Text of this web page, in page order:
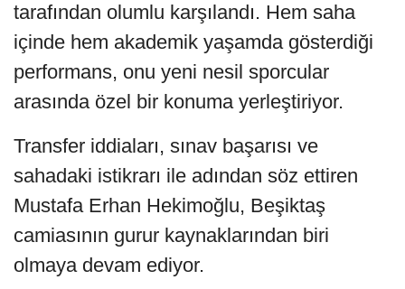
tarafından olumlu karşılandı. Hem saha
içinde hem akademik yaşamda gösterdiği
performans, onu yeni nesil sporcular
arasında özel bir konuma yerleştiriyor.
Transfer iddiaları, sınav başarısı ve
sahadaki istikrarı ile adından söz ettiren
Mustafa Erhan Hekimoğlu, Beşiktaş
camiasının gurur kaynaklarından biri
olmaya devam ediyor.